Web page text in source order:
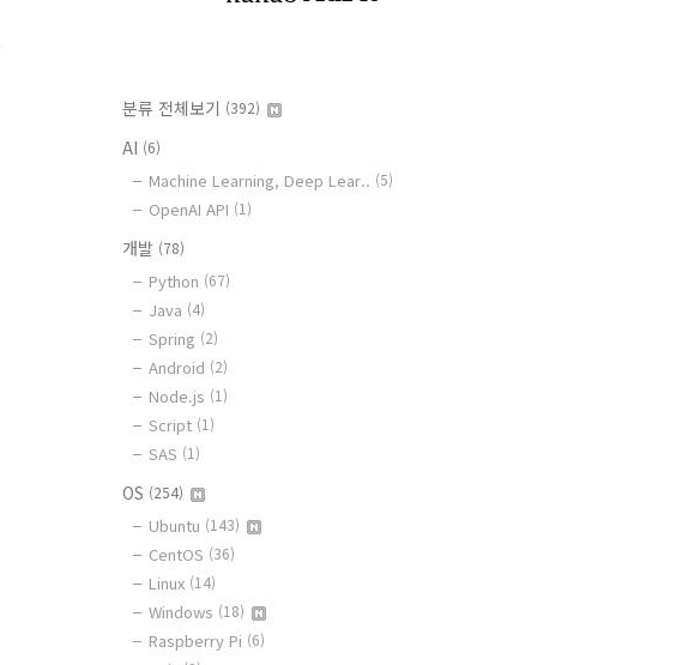
분류 전체보기 (392)
AI (6)
Machine Learning, Deep Lear.. (5)
OpenAI API (1)
개발 (78)
Python (67)
Java (4)
Spring (2)
Android (2)
Node.js (1)
Script (1)
SAS (1)
OS (254)
Ubuntu (143)
CentOS (36)
Linux (14)
Windows (18)
Raspberry Pi (6)